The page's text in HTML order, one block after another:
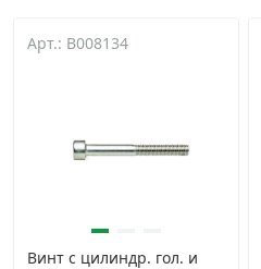
Арт.: B008134
Винт с цилиндр. гол. и